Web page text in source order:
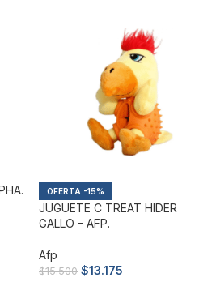
-15%
JUGUETE C TREAT HIDER
GALLO – AFP.
Afp
$15.500 $13.175